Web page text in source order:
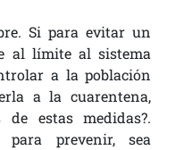
Si para evitar un
al límite al sistema
a la población
a la cuarentena,
estas medidas?.
para prevenir, sea